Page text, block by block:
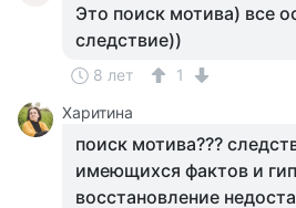
Это поиск мотива) все
следствие))
8 лет
1
Харитина
поиск мотива???
имеющихся фактов и
восстановление